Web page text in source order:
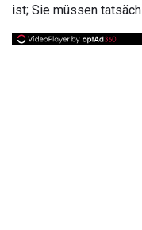
ist; Sie müssen